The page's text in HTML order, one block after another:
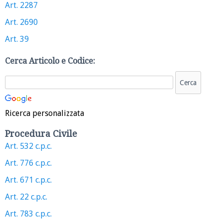
Art. 2287
Art. 2690
Art. 39
Cerca Articolo e Codice:
Ricerca personalizzata
Procedura Civile
Art. 532 c.p.c.
Art. 776 c.p.c.
Art. 671 c.p.c.
Art. 22 c.p.c.
Art. 783 c.p.c.